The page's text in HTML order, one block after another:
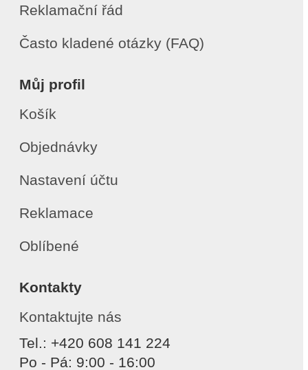
Reklamační řád
Často kladené otázky (FAQ)
Můj profil
Košík
Objednávky
Nastavení účtu
Reklamace
Oblíbené
Kontakty
Kontaktujte nás
Tel.: +420 608 141 224
Po - Pá: 9:00 - 16:00